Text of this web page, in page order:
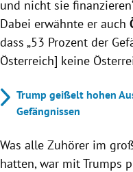
und nicht sie
Dabei erwähnte er auch
dass „53 Prozent der
Österreich] keine
Trump geißelt hohen
Gefängnissen
Was alle Zuhörer im
hatten, war mit Trumps